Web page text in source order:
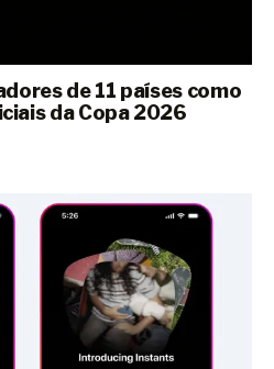
de 11 países como
da Copa 2026